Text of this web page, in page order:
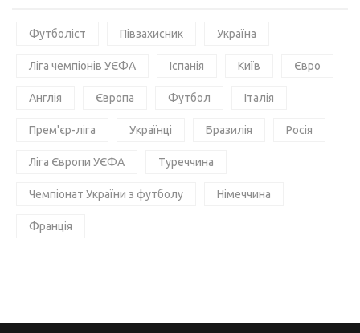
Футболіст Півзахисник Україна
Ліга чемпіонів УЄФА Іспанія Київ Євро
Англія Європа Футбол Італія
Прем'єр-ліга Українці Бразилія Росія
Ліга Європи УЄФА Туреччина
Чемпіонат України з футболу Німеччина
Франція